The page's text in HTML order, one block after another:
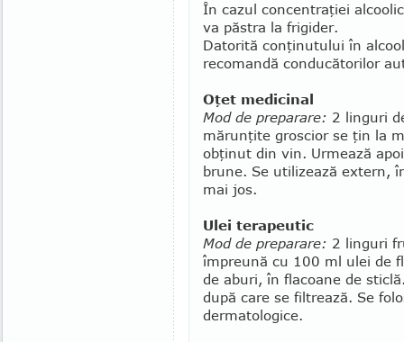
În cazul concentraţiei
va păstra la fri­gider.
Datorită conţinutului în
recomandă conducătorilor
Oţet medicinal
Mod de prepa­ra­re: 2 linguri
mărunţite groscior se ţin la
obţinut din vin. Ur­mea­­ză
brune. Se utilizează extern,
mai jos.
Ulei terapeutic
Mod de preparare: 2 linguri
împreună cu 100 ml ulei de
de aburi, în flacoane de
după care se filtrează. Se
dermato­logice.